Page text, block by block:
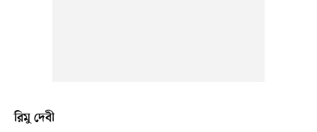
রিমু দেবী